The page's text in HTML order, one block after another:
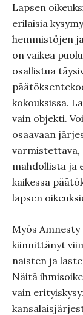
Lapsen
erilaisia
hemmistöjen
on vaikea
osallistua
kokouksissa.
vain objekti.
osaavaan
varmistettava,
mahdollista ja
kaikessa
lapsen
Myös
kiinnittänyt
naisten ja
Näitä
vain